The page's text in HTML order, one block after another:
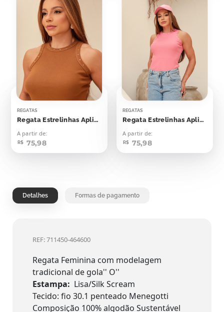
REGATAS
Regata Estrelinhas Aplicação
A partir de:
R$ 75,98
REGATAS
Regata Estrelinhas Aplicação
A partir de:
R$ 75,98
Detalhes Formas de pagamento
REF: 711450-464600
Regata Feminina com modelagem
tradicional de gola'' O''
Estampa: Lisa/Silk Scream
Tecido: fio 30.1 penteado Menegotti
Composição 100% algodão Sustentável